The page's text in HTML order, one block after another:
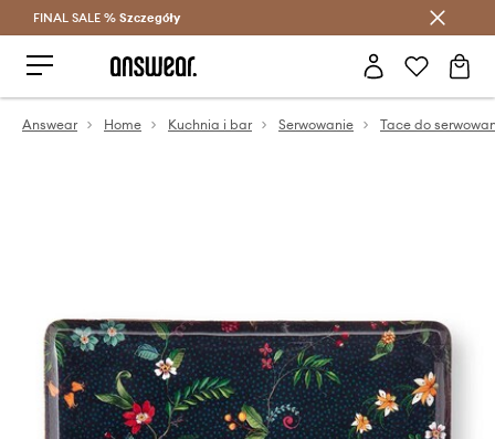
Oszczędzaj z Answear Club >
FINAL SALE % Szczegóły
Answear Home Kuchnia i bar Serwowanie Tace do